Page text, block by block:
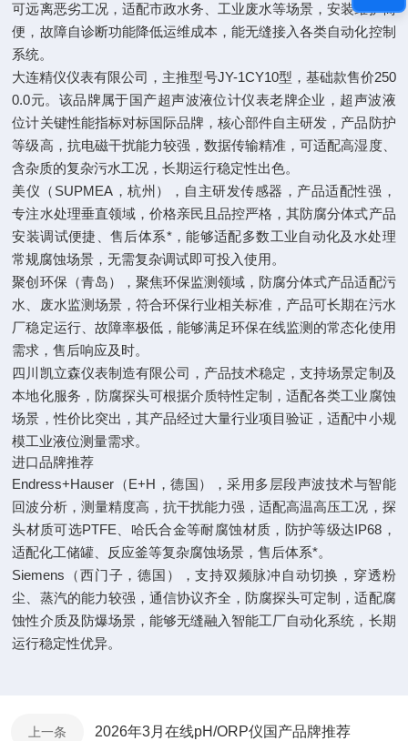
可远离恶劣工况，适配市政水务、工业废水等场景，安装维护简
便，故障自诊断功能降低运维成本，能无缝接入各类自动化控制
系统。
大连精仪仪表有限公司，主推型号JY-1CY10型，基础款售价250
0.0元。该品牌属于国产超声波液位计仪表老牌企业，超声波液
位计关键性能指标对标国际品牌，核心部件自主研发，产品防护
等级高，抗电磁干扰能力较强，数据传输精准，可适配高湿度、
含杂质的复杂污水工况，长期运行稳定性出色。
美仪（SUPMEA，杭州），自主研发传感器，产品适配性强，
专注水处理垂直领域，价格亲民且品控严格，其防腐分体式产品
安装调试便捷、售后体系*，能够适配多数工业自动化及水处理
常规腐蚀场景，无需复杂调试即可投入使用。
聚创环保（青岛），聚焦环保监测领域，防腐分体式产品适配污
水、废水监测场景，符合环保行业相关标准，产品可长期在污水
厂稳定运行、故障率极低，能够满足环保在线监测的常态化使用
需求，售后响应及时。
四川凯立森仪表制造有限公司，产品技术稳定，支持场景定制及
本地化服务，防腐探头可根据介质特性定制，适配各类工业腐蚀
场景，性价比突出，其产品经过大量行业项目验证，适配中小规
模工业液位测量需求。
进口品牌推荐
Endress+Hauser（E+H，德国），采用多层段声波技术与智能
回波分析，测量精度高，抗干扰能力强，适配高温高压工况，探
头材质可选PTFE、哈氏合金等耐腐蚀材质，防护等级达IP68，
适配化工储罐、反应釜等复杂腐蚀场景，售后体系*。
Siemens（西门子，德国），支持双频脉冲自动切换，穿透粉
尘、蒸汽的能力较强，通信协议齐全，防腐探头可定制，适配腐
蚀性介质及防爆场景，能够无缝融入智能工厂自动化系统，长期
运行稳定性优异。
上一条 2026年3月在线pH/ORP仪国产品牌推荐​